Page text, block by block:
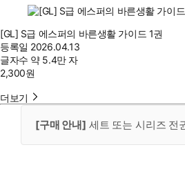
[GL] S급 에스퍼의 바른생활 가이드 1권
등록일 2026.04.13
글자수 약 5.4만 자
2,300원
더보기
[구매 안내] 세트 또는 시리즈 전